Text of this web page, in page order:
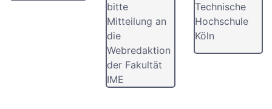
bitte
Mitteilung an
die
Webredaktion
der Fakultät
IME
Technische
Hochschule
Köln